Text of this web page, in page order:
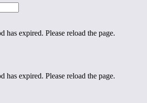
expired. Please reload the page.
expired. Please reload the page.